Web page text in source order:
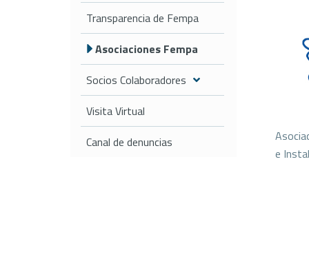
Transparencia de Fempa
Asociaciones Fempa
Socios Colaboradores
Visita Virtual
Canal de denuncias
e